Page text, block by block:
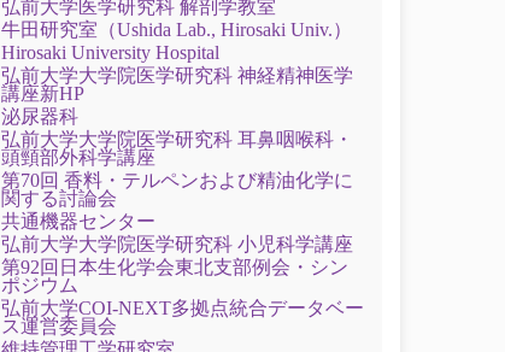
弘前大学医学研究科 解剖学教室
牛田研究室（Ushida Lab., Hirosaki Univ.）
Hirosaki University Hospital
弘前大学大学院医学研究科 神経精神医学
講座新HP
泌尿器科
弘前大学大学院医学研究科 耳鼻咽喉科・
頭頸部外科学講座
第70回 香料・テルペンおよび精油化学に
関する討論会
共通機器センター
弘前大学大学院医学研究科 小児科学講座
第92回日本生化学会東北支部例会・シン
ポジウム
弘前大学COI-NEXT多拠点統合データベー
ス運営委員会